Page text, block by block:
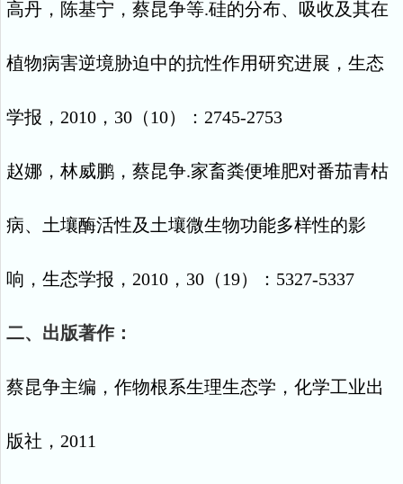
高丹，陈基宁，蔡昆争等.硅的分布、吸收及其在
植物病害逆境胁迫中的抗性作用研究进展，生态
学报， 2010 ， 30 （10）： 2745-2753
赵娜，林威鹏，蔡昆争.家畜粪便堆肥对番茄青枯
病、土壤酶活性及土壤微生物功能多样性的影
响，生态学报， 2010 ， 30 （19）： 5327-5337
二、出版著作：
蔡昆争主编，作物根系生理生态学，化学工业出
版社， 2011